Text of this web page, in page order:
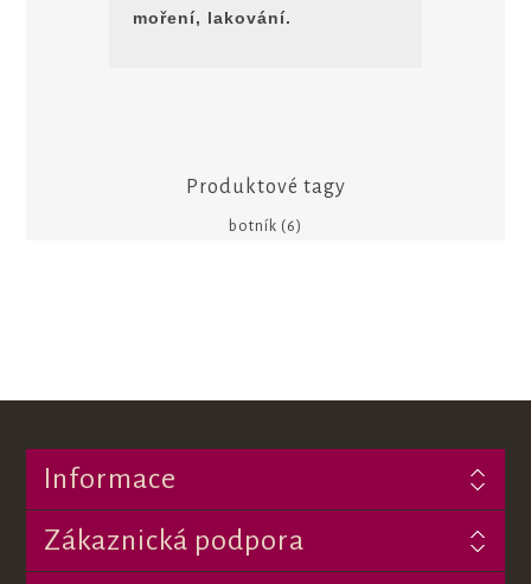
moření, lakování.
Produktové tagy
botník (6)
Informace
Zákaznická podpora